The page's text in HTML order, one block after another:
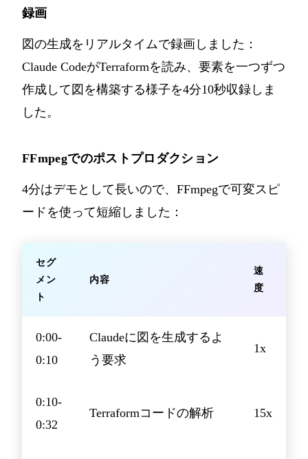
録画
図の生成をリアルタイムで録画しました：
Claude CodeがTerraformを読み、要素を一つずつ
作成して図を構築する様子を4分10秒収録しま
した。
FFmpegでのポストプロダクション
4分はデモとして長いので、FFmpegで可変スピ
ードを使って短縮しました：
セグ
メン
ト
内容
速
度
0:00-
0:10
Claudeに図を生成するよ
う要求
1x
0:10-
0:32
Terraformコードの解析 15x